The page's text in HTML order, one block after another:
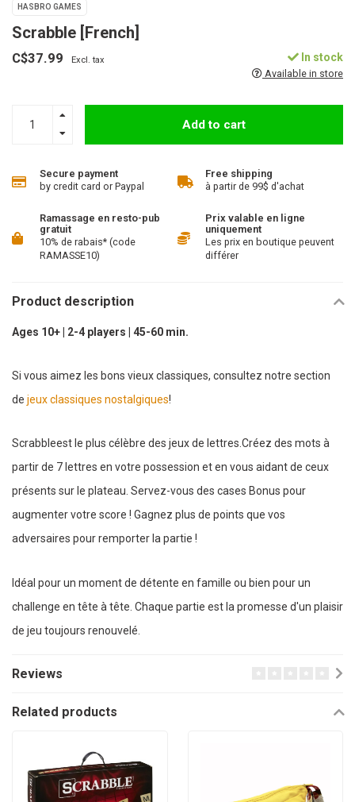
HASBRO GAMES
Scrabble [French]
C$37.99 Excl. tax In stock
Available in store
Add to cart
Secure payment
by credit card or Paypal
Free shipping
à partir de 99$ d'achat
Ramassage en resto-pub
gratuit
10% de rabais* (code
RAMASSE10)
Prix valable en ligne
uniquement
Les prix en boutique peuvent
différer
Product description
Ages 10+ | 2-4 players | 45-60 min.
Si vous aimez les bons vieux classiques, consultez notre section
de jeux classiques nostalgiques!
Scrabbleest le plus célèbre des jeux de lettres.Créez des mots à
partir de 7 lettres en votre possession et en vous aidant de ceux
présents sur le plateau. Servez-vous des cases Bonus pour
augmenter votre score ! Gagnez plus de points que vos
adversaires pour remporter la partie !
Idéal pour un moment de détente en famille ou bien pour un
challenge en tête à tête. Chaque partie est la promesse d'un plaisir
de jeu toujours renouvelé.
Reviews
Related products